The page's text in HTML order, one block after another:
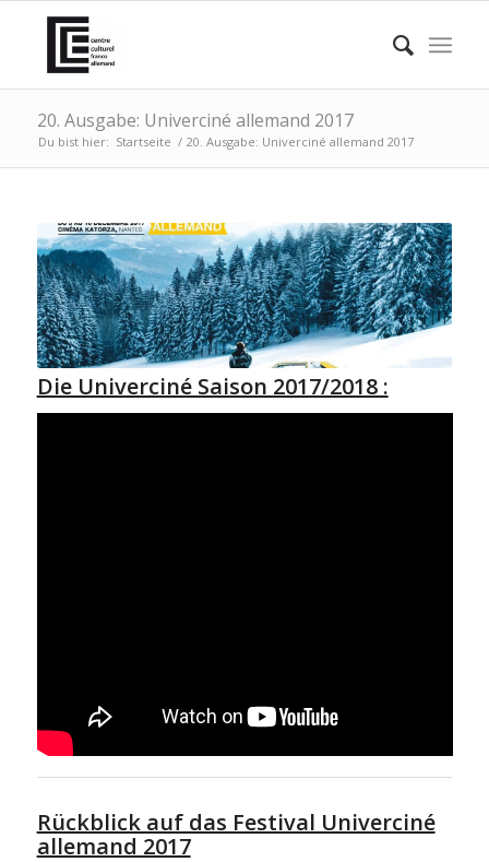
20. Ausgabe: Univerciné allemand 2017
Du bist hier: Startseite / 20. Ausgabe: Univerciné allemand 2017
Die Univerciné Saison 2017/2018 :
Rückblick auf das Festival Univerciné
allemand 2017